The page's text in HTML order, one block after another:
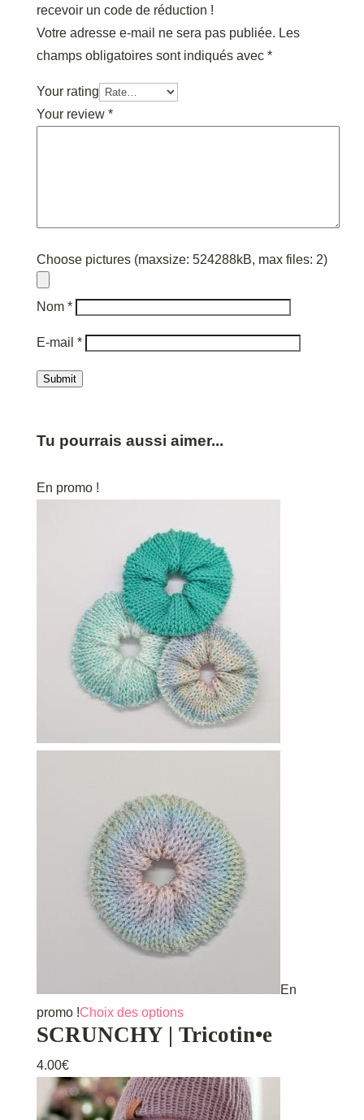
recevoir un code de réduction !
Votre adresse e-mail ne sera pas publiée. Les
champs obligatoires sont indiqués avec *
Your rating
Your review *
Choose pictures (maxsize: 524288kB, max files: 2)
Nom *
E-mail *
Submit
Tu pourrais aussi aimer...
En promo !
En
promo !Choix des optionsCe
produit
plusieurs
variations.
SCRUNCHY | Tricotin•e
4.00€